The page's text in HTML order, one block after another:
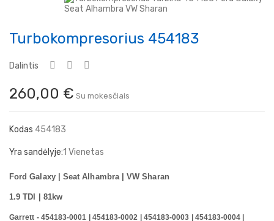
Turbokompresorius 454183
Dalintis
260,00 € Su mokesčiais
Kodas 454183
Yra sandėlyje:1 Vienetas
Ford Galaxy | Seat Alhambra | VW Sharan
1.9 TDI | 81kw
Garrett - 454183-0001 | 454183-0002 | 454183-0003 | 454183-0004 |